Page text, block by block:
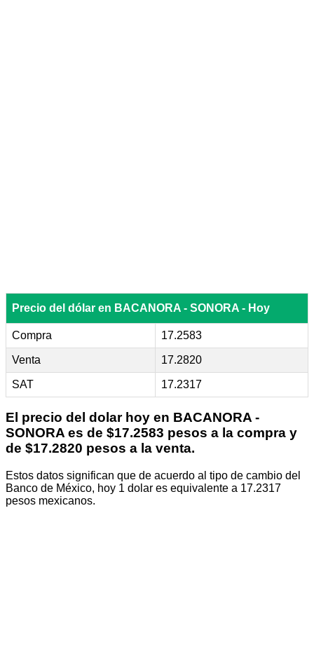
Precio del dólar en BACANORA - SONORA - Hoy
Compra 17.2583
Venta 17.2820
SAT 17.2317
El precio del dolar hoy en BACANORA -
SONORA es de $17.2583 pesos a la compra y
de $17.2820 pesos a la venta.
Estos datos significan que de acuerdo al tipo de cambio del
Banco de México, hoy 1 dolar es equivalente a 17.2317
pesos mexicanos.